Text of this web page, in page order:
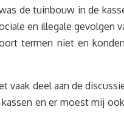
de tuinbouw in de
en illegale gevolgen
termen niet en
vaak deel aan de
en er moest mij